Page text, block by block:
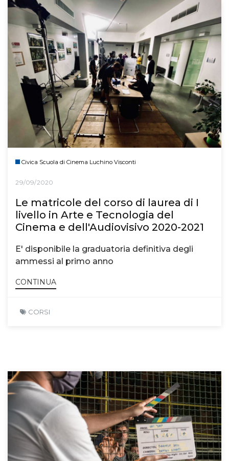
Civica Scuola di Cinema Luchino Visconti
29/09/2020
Le matricole del corso di laurea di I
livello in Arte e Tecnologia del
Cinema e dell'Audiovisivo 2020-2021
E' disponibile la graduatoria definitiva degli
ammessi al primo anno
CONTINUA
CORSI